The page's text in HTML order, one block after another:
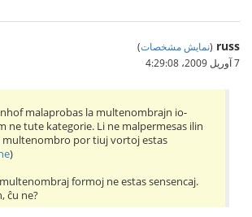
russ
(نمایش مشخصات)
7 آوریل 2009،‏ 4:29:08
malaprobas la multenombrajn io-
ne tute kategorie. Li ne malpermesas ilin
multenombro por tiuj vortoj estas
)
formoj ne estas sensencaj.
ĉu ne?